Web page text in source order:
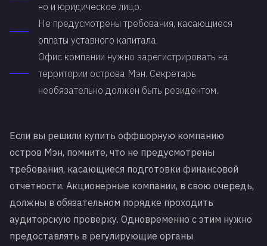
но и юридическое лицо.
Не предусмотрены требования, касающиеся
оплаты уставного капитала.
Офис компании нужно зарегистрировать на
территории острова Мэн. Секретарь
необязательно должен быть резидентом.
Если вы решили купить оффшорную компанию
остров Мэн, помните, что не предусмотрены
требования, касающиеся подготовки финансовой
отчетности. Акционерные компании, в свою очередь,
должны в обязательном порядке проходить
аудиторскую проверку. Одновременно с этим нужно
предоставлять в регулирующие органы